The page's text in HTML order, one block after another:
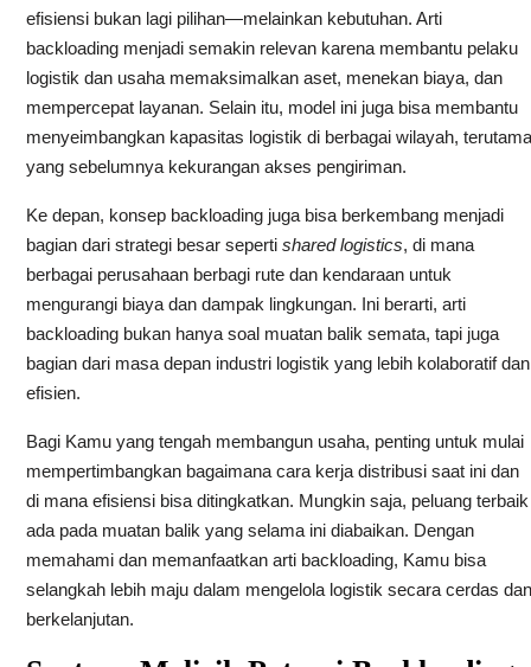
efisiensi bukan lagi pilihan—melainkan kebutuhan. Arti
backloading menjadi semakin relevan karena membantu pelaku
logistik dan usaha memaksimalkan aset, menekan biaya, dan
mempercepat layanan. Selain itu, model ini juga bisa membantu
menyeimbangkan kapasitas logistik di berbagai wilayah, terutama
yang sebelumnya kekurangan akses pengiriman.
Ke depan, konsep backloading juga bisa berkembang menjadi
bagian dari strategi besar seperti shared logistics, di mana
berbagai perusahaan berbagi rute dan kendaraan untuk
mengurangi biaya dan dampak lingkungan. Ini berarti, arti
backloading bukan hanya soal muatan balik semata, tapi juga
bagian dari masa depan industri logistik yang lebih kolaboratif dan
efisien.
Bagi Kamu yang tengah membangun usaha, penting untuk mulai
mempertimbangkan bagaimana cara kerja distribusi saat ini dan
di mana efisiensi bisa ditingkatkan. Mungkin saja, peluang terbaik
ada pada muatan balik yang selama ini diabaikan. Dengan
memahami dan memanfaatkan arti backloading, Kamu bisa
selangkah lebih maju dalam mengelola logistik secara cerdas dan
berkelanjutan.